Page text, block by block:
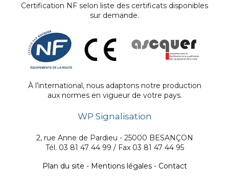
Certification NF selon liste des certificats disponibles
sur demande.
À l’international, nous adaptons notre production
aux normes en vigueur de votre pays.
WP Signalisation
2, rue Anne de Pardieu - 25000 BESANÇON
Tél. 03 81 47 44 99 / Fax 03 81 47 44 95
Plan du site - Mentions légales- Contact